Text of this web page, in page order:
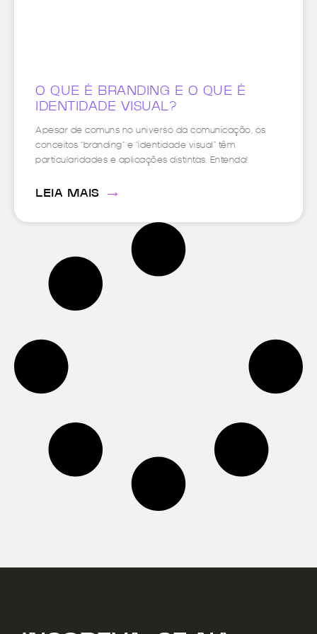
O QUE É BRANDING E O QUE É
IDENTIDADE VISUAL?
Apesar de comuns no universo da comunicação, os
conceitos “branding” e “identidade visual” têm
particularidades e aplicações distintas. Entenda!
LEIA MAIS →